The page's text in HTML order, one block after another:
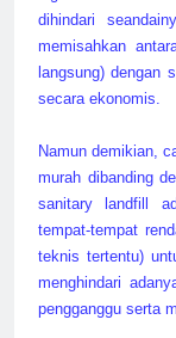
dihindari
memisahkan
langsung) dengan
secara ekonomis.
Namun demikian,
murah dibanding
sanitary landfill
tempat-tempat
teknis tertentu)
menghindari
pengganggu serta